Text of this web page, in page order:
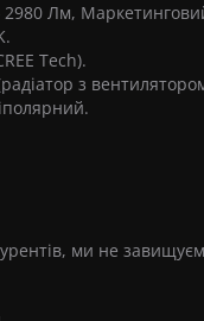
2980 Лм,
Tech).
з
ми не